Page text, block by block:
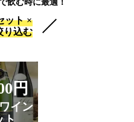
飲む時に最適！
ット ×
り込む
円
イン